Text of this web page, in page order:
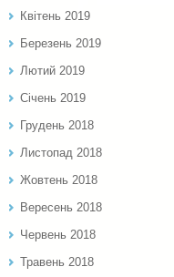
Квітень 2019
Березень 2019
Лютий 2019
Січень 2019
Грудень 2018
Листопад 2018
Жовтень 2018
Вересень 2018
Червень 2018
Травень 2018